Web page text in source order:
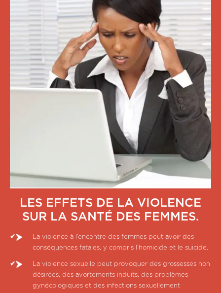
LES EFFETS DE LA VIOLENCE
SUR LA SANTÉ DES FEMMES.
La violence à l’encontre des femmes peut avoir des
conséquences fatales, y compris l’homicide et le suicide.
La violence sexuelle peut provoquer des grossesses non
désirées, des avortements induits, des problèmes
gynécologiques et des infections sexuellement